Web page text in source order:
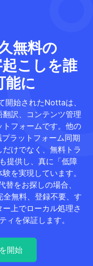
無料の
こしを誰
能に
始されたNottaは、
訳、コンテンツ管理
フォームです。他の
ラットフォーム同期
けでなく、無料トラ
提供し、真に「低障
を実現しています。
をお探しの場合、
無料、登録不要、す
上でローカル処理さ
ィを保証します。
開始